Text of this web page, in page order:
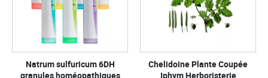
Natrum sulfuricum 6DH
granules homéopathiques
Chelidoine Plante Coupée
Iphym Herboristerie